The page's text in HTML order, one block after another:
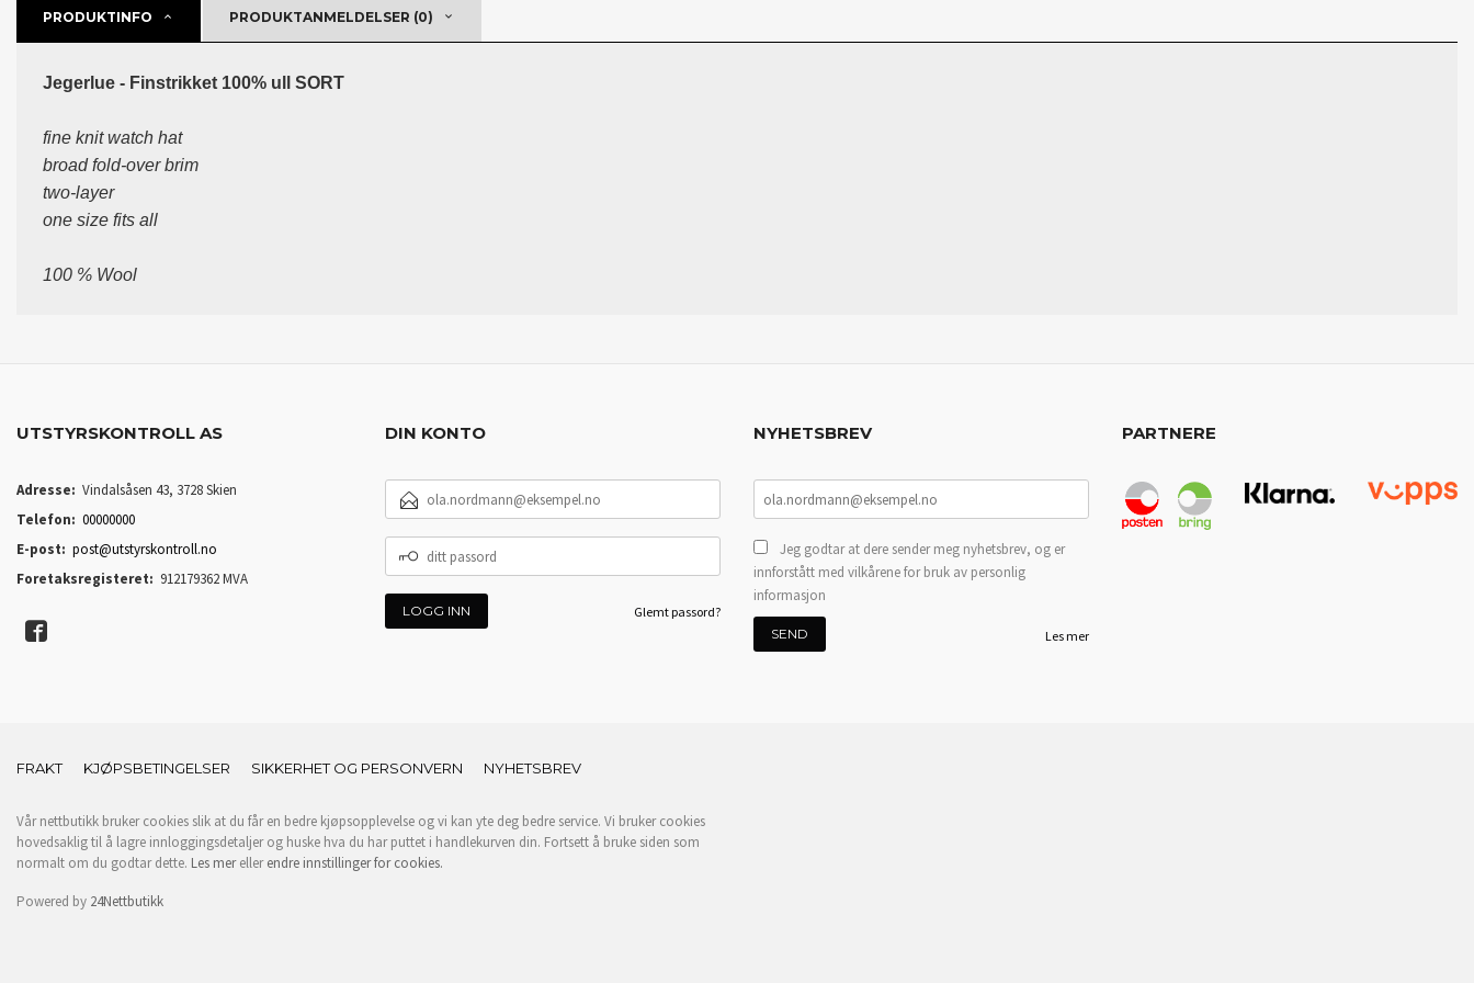
PRODUKTINFO PRODUKTANMELDELSER (0)
Jegerlue - Finstrikket 100% ull SORT
fine knit watch hat
broad fold-over brim
two-layer
one size fits all
100 % Wool
UTSTYRSKONTROLL AS
Adresse: Vindalsåsen 43, 3728 Skien
Telefon: 00000000
E-post: post@utstyrskontroll.no
Foretaksregisteret: 912179362 MVA
DIN KONTO
POSTADRESSE
PASSORD
Glemt passord?
NYHETSBREV
Jeg godtar at dere sender meg nyhetsbrev, og er
innforstått med vilkårene for bruk av personlig
informasjon
Les mer
PARTNERE
FRAKT KJØPSBETINGELSER SIKKERHET OG PERSONVERN NYHETSBREV
Vår nettbutikk bruker cookies slik at du får en bedre kjøpsopplevelse og vi kan yte deg bedre service. Vi bruker cookies
hovedsaklig til å lagre innloggingsdetaljer og huske hva du har puttet i handlekurven din. Fortsett å bruke siden som
normalt om du godtar dette. Les merellerendre innstillinger for cookies.
Powered by 24Nettbutikk